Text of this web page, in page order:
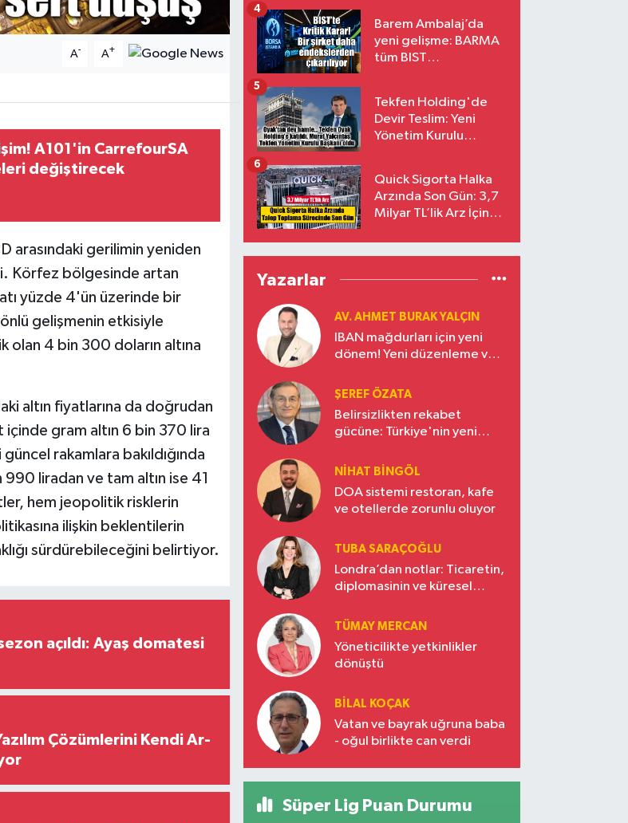
A- A+
A101'in CarrefourSA
değiştirecek
arasındaki gerilimin yeniden
Körfez bölgesinde artan
yüzde 4'ün üzerinde bir
gelişmenin etkisiyle
olan 4 bin 300 doların altına
altın fiyatlarına da doğrudan
içinde gram altın 6 bin 370 lira
rakamlara bakıldığında
liradan ve tam altın ise 41
hem jeopolitik risklerin
ilişkin beklentilerin
sürdürebileceğini belirtiyor.
açıldı: Ayaş domatesi
Çözümlerini Kendi Ar-
Barem Ambalaj’da
yeni gelişme: BARMA
tüm BIST
4
Tekfen Holding'de
Devir Teslim: Yeni
Yönetim Kurulu
5
Quick Sigorta Halka
Arzında Son Gün: 3,7
Milyar TL’lik Arz İçin
Eriyor
6
Yazarlar
AV. AHMET BURAK YALÇIN
IBAN mağdurları için yeni
dönem! Yeni düzenleme ve
ŞEREF ÖZATA
Belirsizlikten rekabet
gücüne: Türkiye'nin yeni
NIHAT BINGÖL
DOA sistemi restoran, kafe
ve otellerde zorunlu oluyor
TUBA SARAÇOĞLU
Londra’dan notlar: Ticaretin,
diplomasinin ve küresel
Türkiye’nin yükselen gücü
TÜMAY MERCAN
Yöneticilikte yetkinlikler
dönüştü
BILAL KOÇAK
Vatan ve bayrak uğruna baba
- oğul birlikte can verdi
Süper Lig Puan Durumu